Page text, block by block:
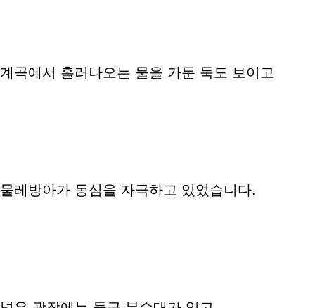
계곡에서 흘러나오는 물을 가둔 둑도 보이고
물레방아가 동심을 자극하고 있었습니다.